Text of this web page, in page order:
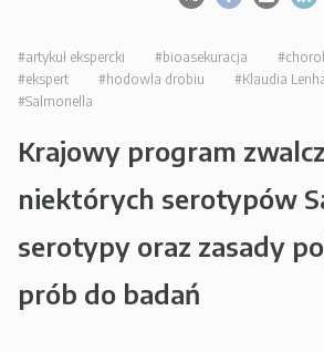
#artykuł ekspercki #bioasekuracja
#ekspert
#hodowla drobiu #Klaudia
#Salmonella
Krajowy program
niektórych serotypów
serotypy oraz zasady
prób do badań